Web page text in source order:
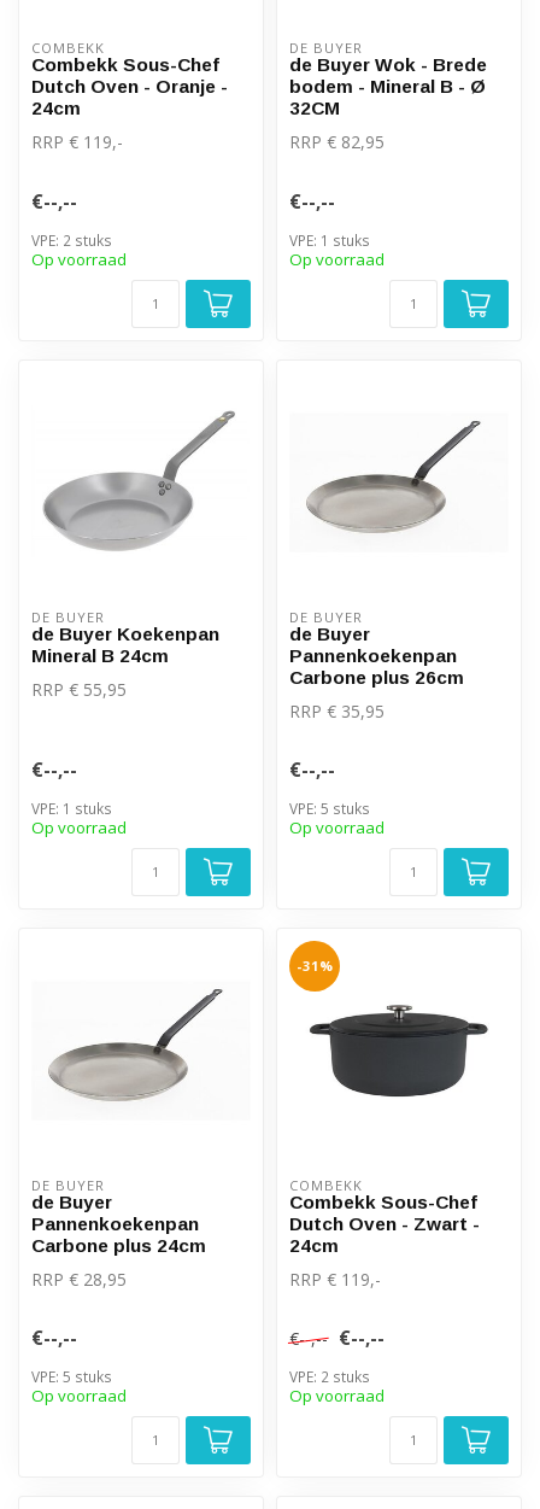
COMBEKK
Combekk Sous-Chef
Dutch Oven - Oranje -
24cm
RRP € 119,-
€--,--
VPE: 2 stuks
Op voorraad
DE BUYER
de Buyer Wok - Brede
bodem - Mineral B - Ø
32CM
RRP € 82,95
€--,--
VPE: 1 stuks
Op voorraad
DE BUYER
de Buyer Koekenpan
Mineral B 24cm
RRP € 55,95
€--,--
VPE: 1 stuks
Op voorraad
DE BUYER
de Buyer
Pannenkoekenpan
Carbone plus 26cm
RRP € 35,95
€--,--
VPE: 5 stuks
Op voorraad
DE BUYER
de Buyer
Pannenkoekenpan
Carbone plus 24cm
RRP € 28,95
€--,--
VPE: 5 stuks
Op voorraad
-31%
COMBEKK
Combekk Sous-Chef
Dutch Oven - Zwart -
24cm
RRP € 119,-
€--,-- €--,--
VPE: 2 stuks
Op voorraad